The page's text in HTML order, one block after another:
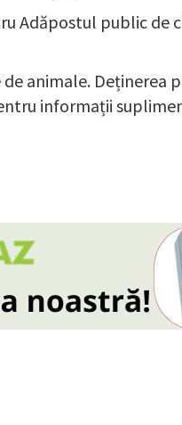
Adăpostul public de
animale. Deținerea
informații